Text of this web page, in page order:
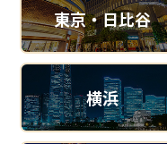
東京・日比谷
横浜